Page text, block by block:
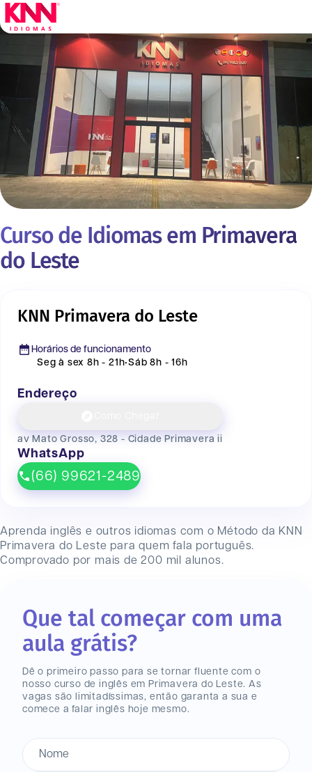
Curso de Idiomas em Primavera
do Leste
Aprenda inglês e outros idiomas com o Método da KNN
Primavera do Leste para quem fala português.
Comprovado por mais de 200 mil alunos.
KNN Primavera do Leste
Horários de funcionamento
Seg à sex 8h - 21h•Sáb 8h - 16h
Endereço
av Mato Grosso, 328 - Cidade Primavera ii
WhatsApp
(66) 99621-2489
Que tal começar com uma
aula grátis?
Dê o primeiro passo para se tornar fluente com o
nosso curso de inglês em Primavera do Leste. As
vagas são limitadíssimas, então garanta a sua e
comece a falar inglês hoje mesmo.
Nome